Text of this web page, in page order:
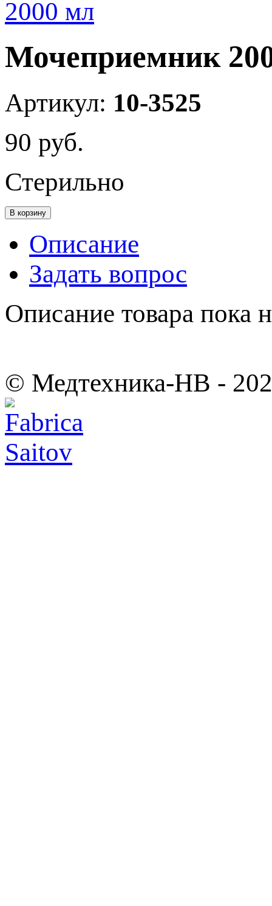
Мочеприемник
Артикул: 10-3525
90 руб.
Стерильно
В корзину
Описание
Задать вопрос
Описание товара пока
© Медтехника-НВ -